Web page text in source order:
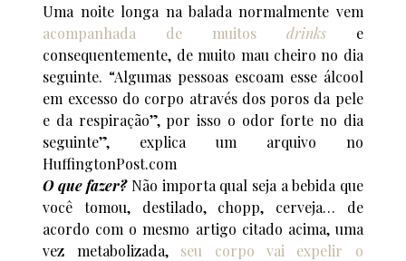
Uma noite longa na balada normalmente vem
acompanhada de muitos drinkse
consequentemente, de muito mau cheiro no dia
seguinte. “Algumas pessoas escoam esse álcool
em excesso do corpo através dos poros da pele
e da respiração”, por isso o odor forte no dia
seguinte”, explica um arquivo no
HuffingtonPost.com
O que fazer?Não importa qual seja a bebida que
você tomou, destilado, chopp, cerveja… de
acordo com o mesmo artigo citado acima, uma
vez metabolizada, seu corpo vai expelir o